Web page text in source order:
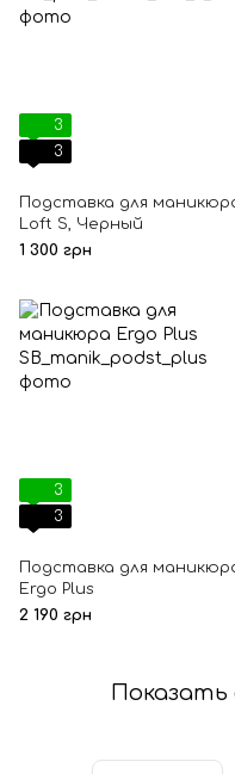
3
3
Подставка для
Loft S, Черный
1 300 грн
3
3
Подставка для
Ergo Plus
2 190 грн
Показать